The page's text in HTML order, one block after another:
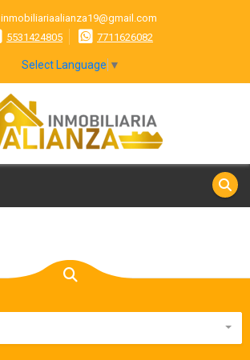
inmobiliariaalianza19@gmail.com
5531424805
7711626082
Select Language ▼